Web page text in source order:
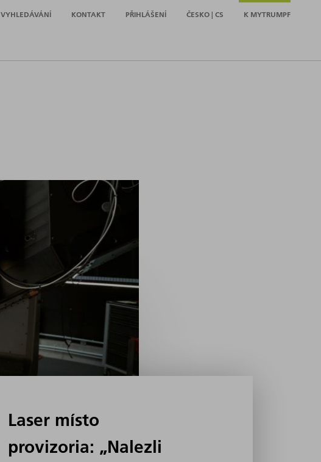
VYHLEDÁVÁNÍ KONTAKT PŘIHLÁŠENÍ ČESKO | CS K MYTRUMPF
Laser místo
provizoria: „Nalezli